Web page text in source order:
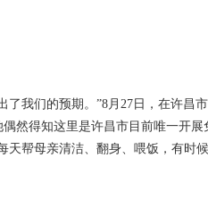
我们的预期。”8月27日，在许昌
然得知这里是许昌市目前唯一开
天帮母亲清洁、翻身、喂饭，有时